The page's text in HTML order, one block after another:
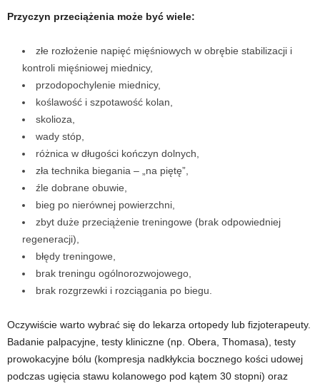
Przyczyn przeciążenia może być wiele:
złe rozłożenie napięć mięśniowych w obrębie stabilizacji i
kontroli mięśniowej miednicy,
przodopochylenie miednicy,
koślawość i szpotawość kolan,
skolioza,
wady stóp,
różnica w długości kończyn dolnych,
zła technika biegania – „na piętę”,
źle dobrane obuwie,
bieg po nierównej powierzchni,
zbyt duże przeciążenie treningowe (brak odpowiedniej
regeneracji),
błędy treningowe,
brak treningu ogólnorozwojowego,
brak rozgrzewki i rozciągania po biegu.
Oczywiście warto wybrać się do lekarza ortopedy lub fizjoterapeuty.
Badanie palpacyjne, testy kliniczne (np. Obera, Thomasa), testy
prowokacyjne bólu (kompresja nadkłykcia bocznego kości udowej
podczas ugięcia stawu kolanowego pod kątem 30 stopni) oraz